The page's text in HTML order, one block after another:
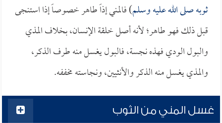
ثوبه صلى الله عليه وسلم) فالمني إذاً طاهر خصوصاً إذا استنجى
قبل ذلك فهو طاهر؛ لأنه أصل خلقة الإنسان، بخلاف المذي
والبول الودي فهذه نجسة، فالبول يغسل منه طرف الذكر،
والمذي يغسل منه الذكر والأنثيين، ونجاسته مخففه.
غسل المني من الثوب